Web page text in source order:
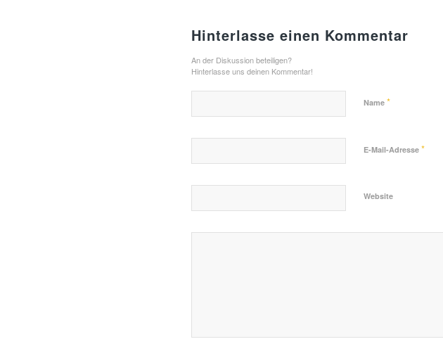
Hinterlasse einen Kommentar
An der Diskussion beteiligen?
Hinterlasse uns deinen Kommentar!
Name *
E-Mail-Adresse *
Website